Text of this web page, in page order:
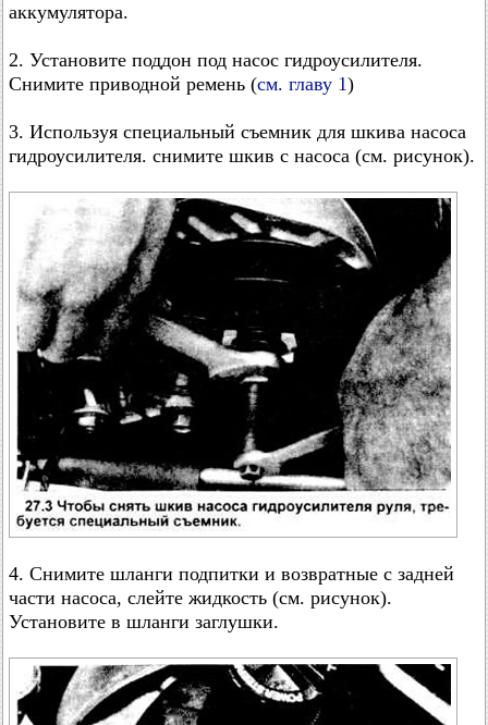
аккумулятора.
2. Установите поддон под насос гидроусилителя.
Снимите приводной ремень (см. главу 1)
3. Используя специальный съемник для шкива насоса
гидроусилителя. снимите шкив с насоса (см. рисунок).
4. Снимите шланги подпитки и возвратные с задней
части насоса, слейте жидкость (см. рисунок).
Установите в шланги заглушки.